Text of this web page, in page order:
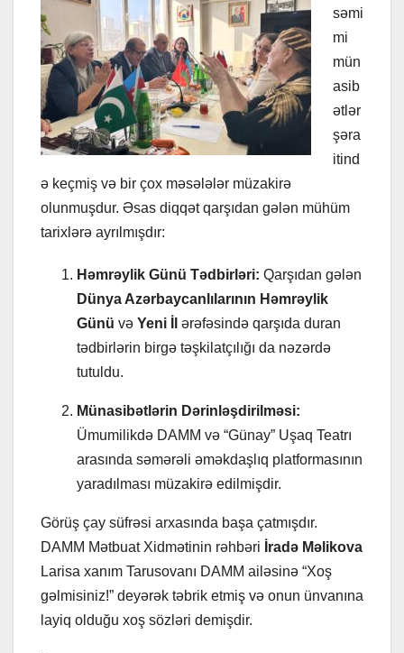
səmi
mi
mün
asib
ətlər
şəra
itind
ə keçmiş və bir çox məsələlər müzakirə
olunmuşdur. Əsas diqqət qarşıdan gələn mühüm
tarixlərə ayrılmışdır:
Həmrəylik Günü Tədbirləri: Qarşıdan gələn
Dünya Azərbaycanlılarının Həmrəylik
Günü və Yeni İl
ərəfəsində qarşıda duran
tədbirlərin birgə təşkilatçılığı da nəzərdə
tutuldu.
Münasibətlərin Dərinləşdirilməsi:
Ümumilikdə DAMM və “Günay” Uşaq Teatrı
arasında səmərəli əməkdaşlıq platformasının
yaradılması müzakirə edilmişdir.
Görüş çay süfrəsi arxasında başa çatmışdır.
DAMM Mətbuat Xidmətinin rəhbəri İradə Məlikova
Larisa xanım Tarusovanı DAMM ailəsinə “Xoş
gəlmisiniz!” deyərək təbrik etmiş və onun ünvanına
layiq olduğu xoş sözləri demişdir.